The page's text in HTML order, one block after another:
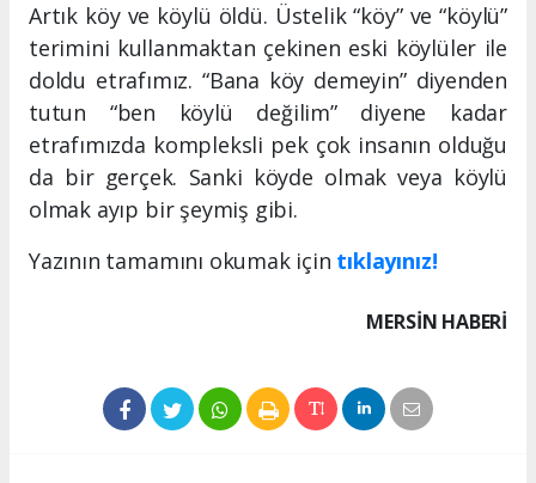
Artık köy ve köylü öldü. Üstelik “köy” ve “köylü”
terimini kullanmaktan çekinen eski köylüler ile
doldu etrafımız. “Bana köy demeyin” diyenden
tutun “ben köylü değilim” diyene kadar
etrafımızda kompleksli pek çok insanın olduğu
da bir gerçek. Sanki köyde olmak veya köylü
olmak ayıp bir şeymiş gibi.
Yazının tamamını okumak için tıklayınız!
MERSIN HABERİ